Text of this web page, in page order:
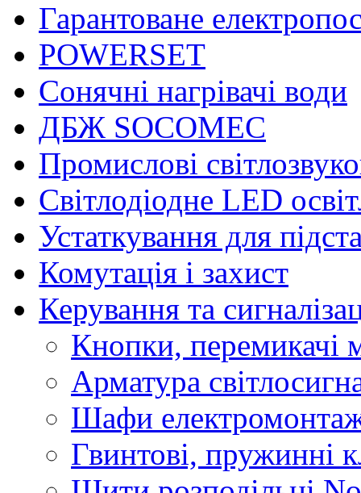
Гарантоване
POWERSET
Сонячні нагрівачі води
ДБЖ SOCOMEC
Промислові
Світлодіодне LED
Устаткування для
Комутація і захист
Керування та
Кнопки, перемикачі
Арматура
Шафи
Гвинтові, пружинні